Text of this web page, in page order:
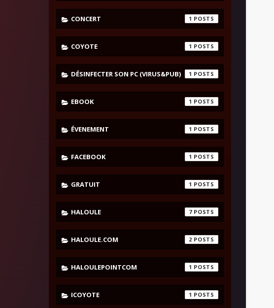
CONCERT 1
COYOTE 1
DÉSINFECTER SON PC (VIRUS&PUB) 1
EBOOK 1
ÉVENEMENT 1
FACEBOOK 1
GRATUIT 1
HALOULE 7
HALOULE.COM 2
HALOULEPOINTCOM 1
ICOYOTE 1